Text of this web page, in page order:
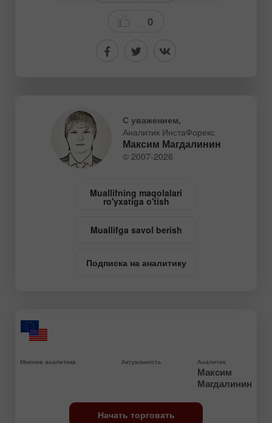
0
С уважением,
Аналитик ИнстаФорекс
Максим Магдалинин
© 2007-2026
Muallifning maqolalari
ro'yxatiga o'tish
Muallifga savol berish
Подписка на аналитику
Мнение аналитика Актуальность Аналитик
Максим
Магдалинин
Начать торговать